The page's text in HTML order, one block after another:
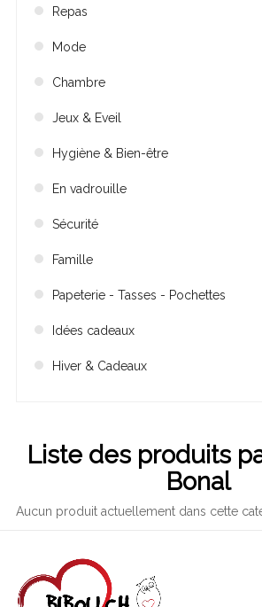
Repas
Mode
Chambre
Jeux & Eveil
Hygiène & Bien-être
En vadrouille
Sécurité
Famille
Papeterie - Tasses - Pochettes
Idées cadeaux
Hiver & Cadeaux
Liste des produits
Bonal
Aucun produit actuellement dans cette